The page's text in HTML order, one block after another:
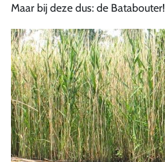
Maar bij deze dus: de Batabouter!